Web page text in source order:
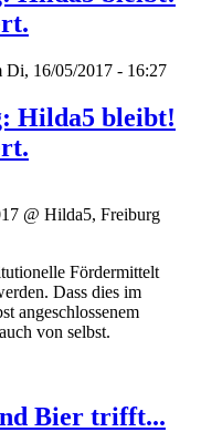
Di, 16/05/2017 - 16:27
Hilda5 bleibt!
@ Hilda5, Freiburg
Fördermittelt
Dass dies im
angeschlossenem
von selbst.
Bier trifft...